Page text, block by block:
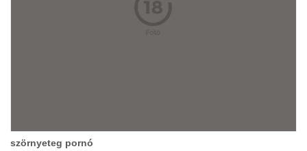
szörnyeteg pornó